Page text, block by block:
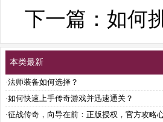
下一篇： 如何
本类最新
·法师装备如何选择？
·如何快速上手传奇游戏并迅速通关？
·征战传奇，向导在前：正版授权，官方攻略